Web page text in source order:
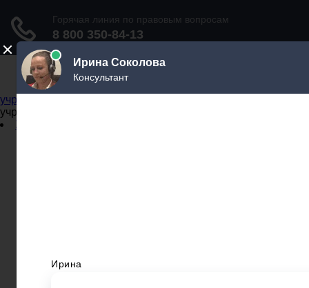
Не официальный справочник государственных
учреждений
учреждений
Задать вопрос юристу
Судебные приставы